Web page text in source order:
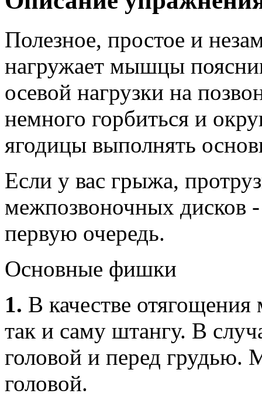
Полезное, простое и
нагружает мышцы
осевой нагрузки на
немного горбиться и
ягодицы выполнять
Если у вас грыжа,
межпозвоночных дисков
первую очередь.
Основные фишки
1. В качестве
так и саму штангу. В
головой и перед грудью.
головой.